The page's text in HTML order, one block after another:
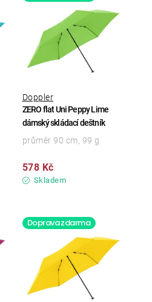
ZERO flat Uni Peppy Lime
dámský skládací deštník
Doppler
Skladem
578 Kč
průměr 90 cm, 99 g
Doprava zdarma